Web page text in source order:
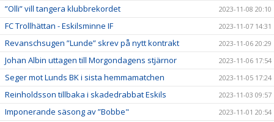
”Olli” vill tangera klubbrekordet 2023-11-08 20:10
FC Trollhättan - Eskilsminne IF 2023-11-07 14:31
Revanschsugen ”Lunde” skrev på nytt kontrakt 2023-11-06 20:29
Johan Albin uttagen till Morgondagens stjärnor 2023-11-06 17:54
Seger mot Lunds BK i sista hemmamatchen 2023-11-05 17:24
Reinholdsson tillbaka i skadedrabbat Eskils 2023-11-03 09:57
Imponerande säsong av ”Bobbe" 2023-11-01 20:54